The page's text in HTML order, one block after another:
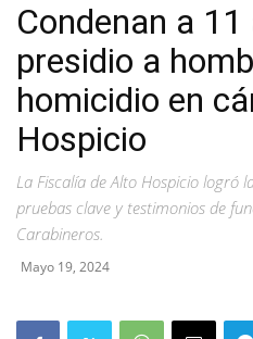
Condenan a 11
presidio a
homicidio en
Hospicio
La Fiscalía de Alto Hospicio logró
pruebas clave y testimonios de
Carabineros.
Mayo 19, 2024